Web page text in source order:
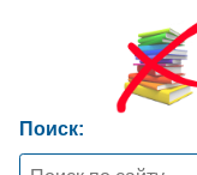
Поиск: